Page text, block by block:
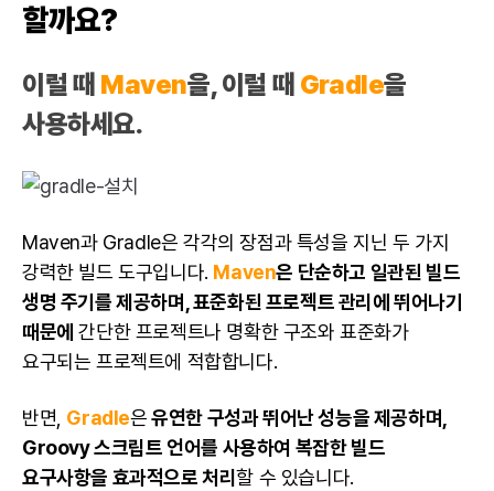
할까요?
이럴 때 Maven을, 이럴 때 Gradle을
사용하세요.
Maven과 Gradle은 각각의 장점과 특성을 지닌 두 가지
강력한 빌드 도구입니다. Maven은 단순하고 일관된 빌드
생명 주기를 제공하며, 표준화된프로젝트관리에 뛰어나기
때문에 간단한 프로젝트나 명확한 구조와 표준화가
요구되는 프로젝트에 적합합니다.
반면, Gradle은유연한 구성과 뛰어난 성능을 제공하며,
Groovy 스크립트 언어를 사용하여 복잡한 빌드
요구사항을 효과적으로 처리할 수 있습니다.